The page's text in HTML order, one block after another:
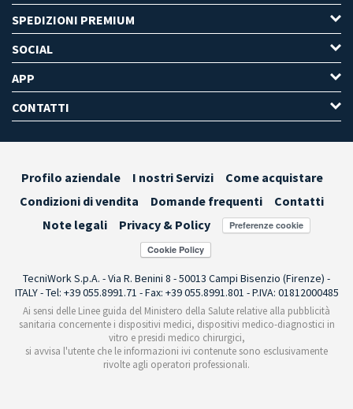
SPEDIZIONI PREMIUM
SOCIAL
APP
CONTATTI
Profilo aziendale I nostri Servizi
Come acquistare
Condizioni di vendita
Domande frequenti
Contatti
Note legali
Privacy & Policy Preferenze cookie
TecniWork S.p.A. - Via R. Benini 8 - 50013 Campi Bisenzio (Firenze) -
ITALY - Tel: +39 055.8991.71 - Fax: +39 055.8991.801 - P.IVA: 01812000485
Ai sensi delle Linee guida del Ministero della Salute relative alla pubblicità
sanitaria concernente i dispositivi medici, dispositivi medico-diagnostici in
vitro e presidi medico chirurgici,
si avvisa l'utente che le informazioni ivi contenute sono esclusivamente
rivolte agli operatori professionali.